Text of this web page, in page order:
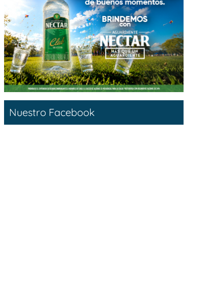
Nuestro Facebook